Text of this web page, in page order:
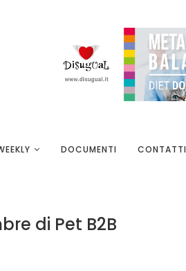
DOCUMENTI CONTATTI
di Pet B2B